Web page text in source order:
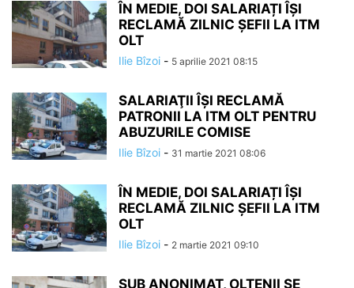
ÎN MEDIE, DOI SALARIAȚI ÎŞI
RECLAMĂ ZILNIC ŞEFII LA ITM
OLT
Ilie Bîzoi - 5 aprilie 2021 08:15
SALARIAŢII ÎŞI RECLAMĂ
PATRONII LA ITM OLT PENTRU
ABUZURILE COMISE
Ilie Bîzoi - 31 martie 2021 08:06
ÎN MEDIE, DOI SALARIAȚI ÎŞI
RECLAMĂ ZILNIC ŞEFII LA ITM
OLT
Ilie Bîzoi - 2 martie 2021 09:10
SUB ANONIMAT, OLTENII SE